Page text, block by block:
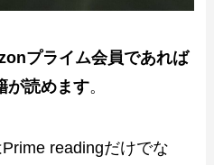
プライム会員であれば
が読めます。
readingだけでな